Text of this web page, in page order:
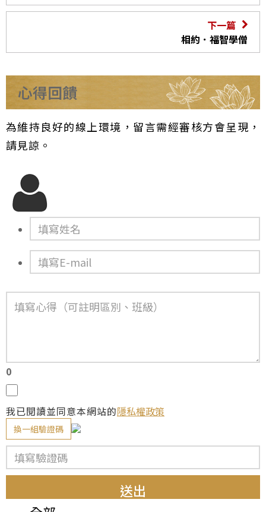
下一篇
相約．福智學僧
心得回饋
為維持良好的線上環境，留言需經審核方會呈現，
請見諒。
0
我已閱讀並同意本網站的隱私權政策
換一組驗證碼
送出